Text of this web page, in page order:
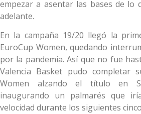
empezar a asentar las bases de lo
adelante.
En la campaña 19/20 llegó la
EuroCup Women, quedando
por la pandemia. Así que no fue
Valencia Basket pudo completar
Women alzando el título en
inaugurando un palmarés que
velocidad durante los siguientes